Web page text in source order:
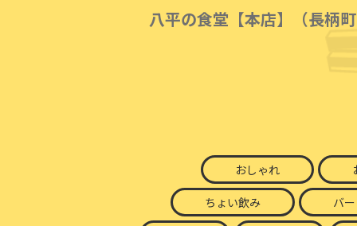
八平の食堂【本店】（長柄町
おしゃれ
ちょい飲み バー